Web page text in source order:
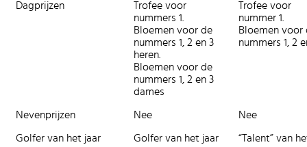
Dagprijzen
Trofee voor
nummers 1.
Bloemen voor de
nummers 1, 2 en 3
heren.
Bloemen voor de
nummers 1, 2 en 3
dames
Trofee voor
nummer 1.
Bloemen voor
nummers 1, 2
Nevenprijzen Nee Nee
Golfer van het jaar Golfer van het jaar “Talent” van